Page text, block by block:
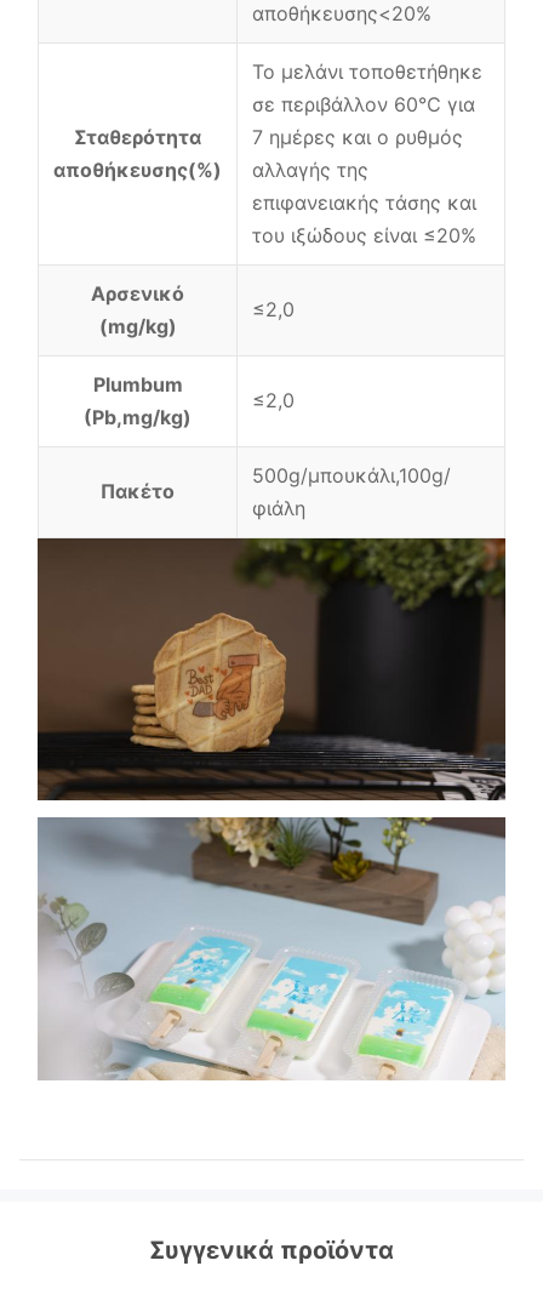
αποθήκευσης<20%
Σταθερότητα
αποθήκευσης(%)
Το μελάνι τοποθετήθηκε
σε περιβάλλον 60℃ για
7 ημέρες και ο ρυθμός
αλλαγής της
επιφανειακής τάσης και
του ιξώδους είναι ≤20%
Αρσενικό
(mg/kg)
≤2,0
Plumbum
(Pb,mg/kg)
≤2,0
Πακέτο
500g/μπουκάλι,100g/
φιάλη
Συγγενικά προϊόντα